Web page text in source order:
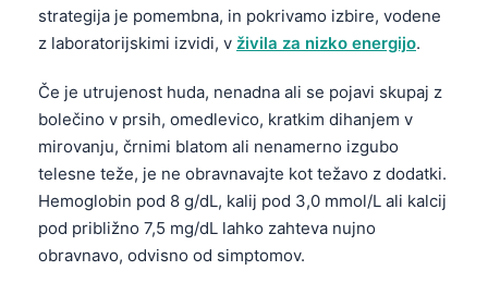
strategija je pomembna, in pokrivamo izbire, vodene
z laboratorijskimi izvidi, v živila za nizko energijo.
Če je utrujenost huda, nenadna ali se pojavi skupaj z
bolečino v prsih, omedlevico, kratkim dihanjem v
mirovanju, črnimi blatom ali nenamerno izgubo
telesne teže, je ne obravnavajte kot težavo z dodatki.
Hemoglobin pod 8 g/dL, kalij pod 3,0 mmol/L ali kalcij
pod približno 7,5 mg/dL lahko zahteva nujno
obravnavo, odvisno od simptomov.